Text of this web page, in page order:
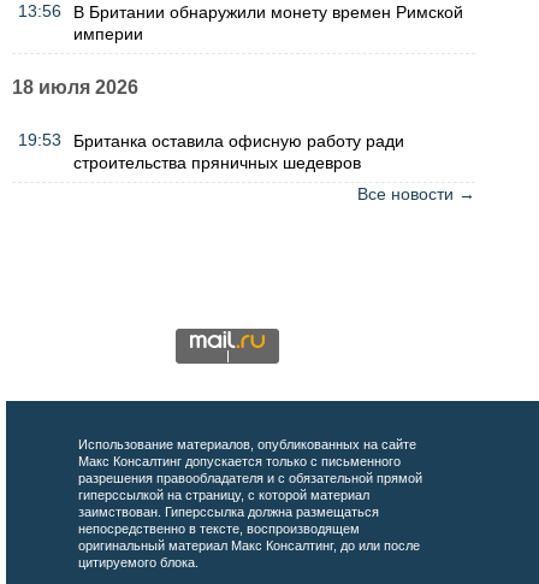
13:56
В Британии обнаружили монету времен Римской
империи
18 июля 2026
19:53
Британка оставила офисную работу ради
строительства пряничных шедевров
Все новости →
Использование материалов, опубликованных на сайте
Макс Консалтинг допускается только с письменного
разрешения правообладателя и с обязательной прямой
гиперссылкой на страницу, с которой материал
заимствован. Гиперссылка должна размещаться
непосредственно в тексте, воспроизводящем
оригинальный материал Макс Консалтинг, до или после
цитируемого блока.